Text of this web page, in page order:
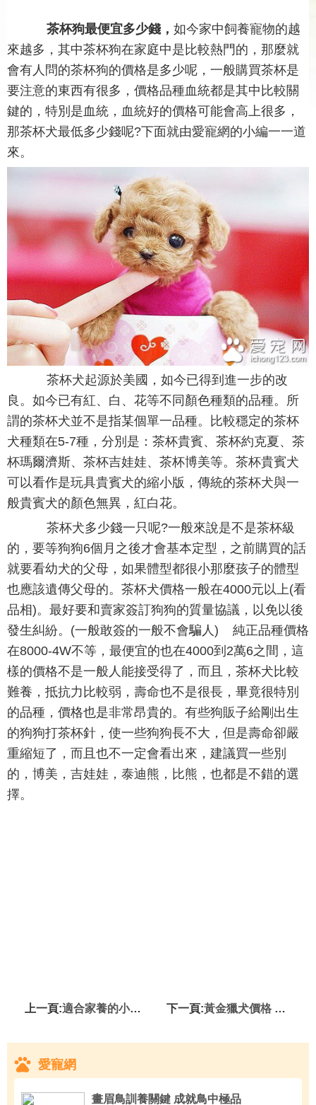
茶杯狗最便宜多少錢， 如今家中飼養寵物的越
來越多，其中茶杯狗在家庭中是比較熱門的，那麼就
會有人問的茶杯狗的價格是多少呢，一般購買茶杯是
要注意的東西有很多，價格品種血統都是其中比較關
鍵的，特別是血統，血統好的價格可能會高上很多，
那茶杯犬最低多少錢呢?下面就由愛寵網的小編一一道
來。
茶杯犬起源於美國，如今已得到進一步的改
良。如今已有紅、白、花等不同顏色種類的品種。所
謂的茶杯犬並不是指某個單一品種。比較穩定的茶杯
犬種類在5-7種，分別是：茶杯貴賓、茶杯約克夏、茶
杯瑪爾濟斯、茶杯吉娃娃、茶杯博美等。茶杯貴賓犬
可以看作是玩具貴賓犬的縮小版，傳統的茶杯犬與一
般貴賓犬的顏色無異，紅白花。
茶杯犬多少錢一只呢?一般來說是不是茶杯級
的，要等狗狗6個月之後才會基本定型，之前購買的話
就要看幼犬的父母，如果體型都很小那麼孩子的體型
也應該遺傳父母的。茶杯犬價格一般在4000元以上(看
品相)。最好要和賣家簽訂狗狗的質量協議，以免以後
發生糾紛。(一般敢簽的一般不會騙人) 純正品種價格
在8000-4W不等，最便宜的也在4000到2萬6之間，這
樣的價格不是一般人能接受得了，而且，茶杯犬比較
難養，抵抗力比較弱，壽命也不是很長，畢竟很特別
的品種，價格也是非常昂貴的。有些狗販子給剛出生
的狗狗打茶杯針，使一些狗狗長不大，但是壽命卻嚴
重縮短了，而且也不一定會看出來，建議買一些別
的，博美，吉娃娃，泰迪熊，比熊，也都是不錯的選
擇。
上一頁:適合家養的小型犬 博美是其中不錯的選擇 下一頁:黃金獵犬價格 一般黃金獵犬價格相差不大
愛寵網
畫眉鳥訓養關鍵 成就鳥中極品